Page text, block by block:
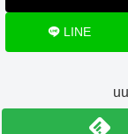
LINE